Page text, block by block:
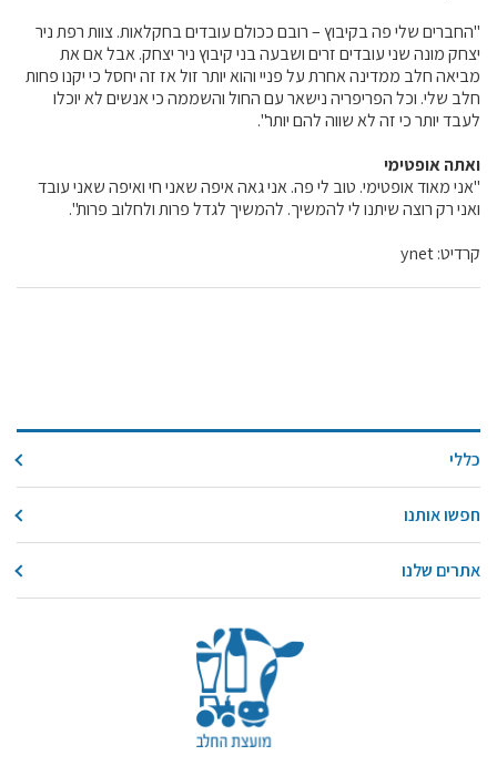
"החברים שלי פה בקיבוץ – רובם ככולם עובדים בחקלאות. צוות רפת ניר
יצחק מונה שני עובדים זרים ושבעה בני קיבוץ ניר יצחק. אבל אם את
מביאה חלב ממדינה אחרת על פניי והוא יותר זול אז זה יחסל כי יקנו פחות
חלב שלי. וכל הפריפריה נישאר עם החול והשממה כי אנשים לא יוכלו
לעבד יותר כי זה לא שווה להם יותר".
ואתה אופטימי
"אני מאוד אופטימי. טוב לי פה. אני גאה איפה שאני חי ואיפה שאני עובד
ואני רק רוצה שיתנו לי להמשיך. להמשיך לגדל פרות ולחלוב פרות".
קרדיט: ynet
כללי
חפשו אותנו
אתרים שלנו